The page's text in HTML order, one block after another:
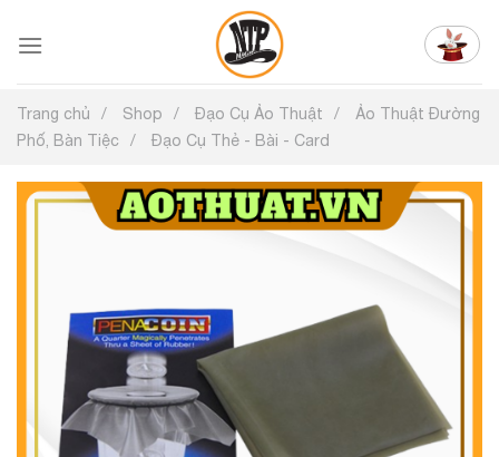
đến
Trang chủ Shop Đạo Cụ Ảo Thuật
Ảo Thuật Đường
Phố, Bàn Tiệc
Đạo Cụ Thẻ - Bài - Card